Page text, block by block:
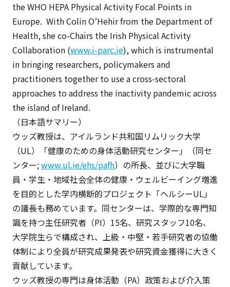
the WHO HEPA Physical Activity Focal Points in
Europe. With Colin O’Hehir from the Department of
Health, she co-Chairs the Irish Physical Activity
Collaboration (www.i-parc.ie), which is instrumental
in bringing researchers, policymakers and
practitioners together to use a cross-sectoral
approaches to address the inactivity pandemic across
the island of Ireland.
（日本語サマリー）
ウッズ教授は、アイルランド共和国リムリック大学
（UL）「健康のための身体活動研究センター」（同セ
ンター;www.ul.ie/ehs/pafh）の所長、並びに大学職
員・学生・地域社会全体の健康・ウェルビーイング増進
を目的とした学内横断的プロジェクト「ヘルシーUL」
の議長も務めています。同センターは、学際的な専門知
識を持つ主任研究者（PI）15名、研究スタッフ10名、
大学院生らで構成され、上級・中堅・若手研究者の協働
体制により全員が研究成果発表や研究資金獲得に大きく
貢献しています。
ウッズ教授の専門は身体活動（PA）政策および介入策